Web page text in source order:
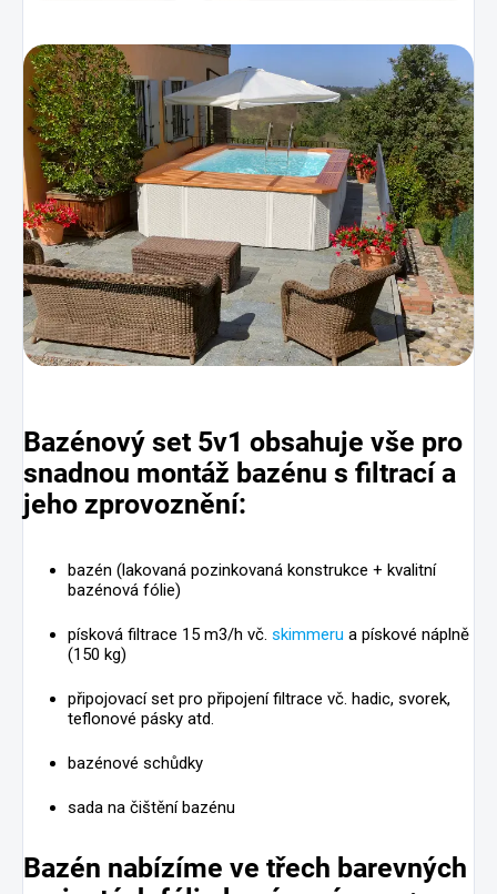
Bazénový set 5v1 obsahuje vše pro
snadnou montáž bazénu s filtrací a
jeho zprovoznění:
bazén (lakovaná pozinkovaná konstrukce + kvalitní
bazénová fólie)
písková filtrace 15 m3/h vč. skimmeru a pískové náplně
(150 kg)
připojovací set pro připojení filtrace vč. hadic, svorek,
teflonové pásky atd.
bazénové schůdky
sada na čištění bazénu
Bazén nabízíme ve třech barevných